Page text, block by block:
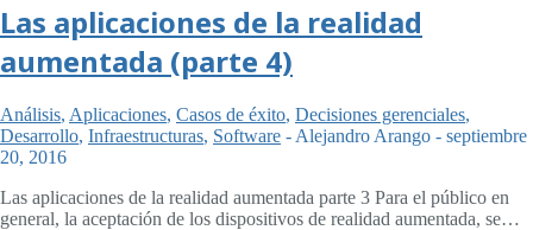
Las aplicaciones de la realidad
aumentada (parte 4)
Análisis, Aplicaciones, Casos de éxito, Decisiones gerenciales,
Desarrollo, Infraestructuras, Software - Alejandro Arango - septiembre
20, 2016
Las aplicaciones de la realidad aumentada parte 3 Para el público en
general, la aceptación de los dispositivos de realidad aumentada, se…